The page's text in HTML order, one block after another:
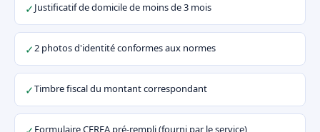
✓Justificatif de domicile de moins de 3 mois
✓2 photos d'identité conformes aux normes
✓Timbre fiscal du montant correspondant
Formulaire CERFA pré-rempli (fourni par le service)